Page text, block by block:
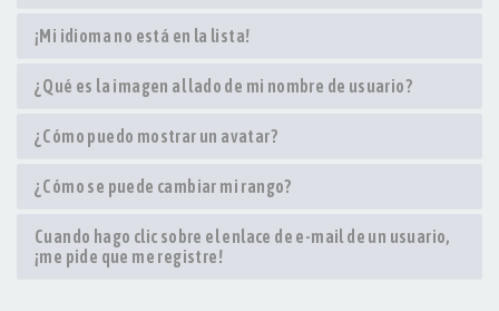
¡Mi idioma no está en la lista!
¿Qué es la imagen al lado de mi nombre de usuario?
¿Cómo puedo mostrar un avatar?
¿Cómo se puede cambiar mi rango?
Cuando hago clic sobre el enlace de e-mail de un usuario,
¡me pide que me registre!